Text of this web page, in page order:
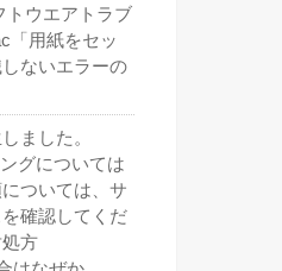
トウエアトラブ
「用紙をセッ
ないエラーの
ました。
グについては
ついては、サ
確認してくだ
方